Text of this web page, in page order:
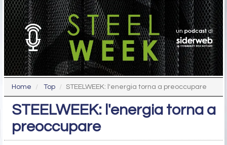
Home Top STEELWEEK: l'energia torna a preoccupare
STEELWEEK: l'energia torna a
preoccupare